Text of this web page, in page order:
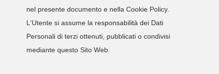
nel presente documento e nella Cookie Policy.
L'Utente si assume la responsabilità dei Dati
Personali di terzi ottenuti, pubblicati o condivisi
mediante questo Sito Web.